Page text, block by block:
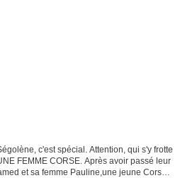
c'est spécial. Attention, qui s'y frotte
FEMME CORSE. Après avoir passé leur
et sa femme Pauline,une jeune Corse